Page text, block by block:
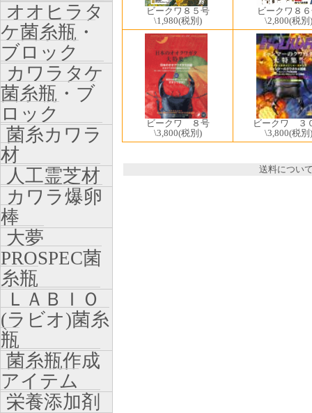
ビークワ８５号
\1,980(税別)
ビークワ８
\2,800(税別)
ビークワ ８号
\3,800(税別)
ビークワ ３
\3,800(税別)
送料につい
オオヒラタ
ケ菌糸瓶・
ブロック
カワラタケ
菌糸瓶・ブ
ロック
菌糸カワラ
材
人工霊芝材
カワラ爆卵
棒
大夢
PROSPEC菌
糸瓶
ＬＡＢＩＯ
(ラビオ)菌糸
瓶
菌糸瓶作成
アイテム
栄養添加剤